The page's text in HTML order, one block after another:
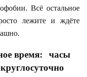
Всё остальное
лежите и ждёте
время:
часы